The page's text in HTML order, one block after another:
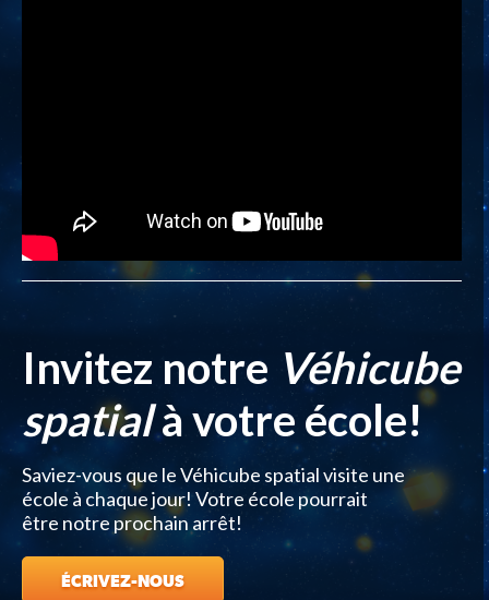
Invitez notre Véhicube
spatialà votre école!
Saviez-vous que le Véhicube spatial visite une
école à chaque jour! Votre école pourrait
être notre prochain arrêt!
ÉCRIVEZ-NOUS